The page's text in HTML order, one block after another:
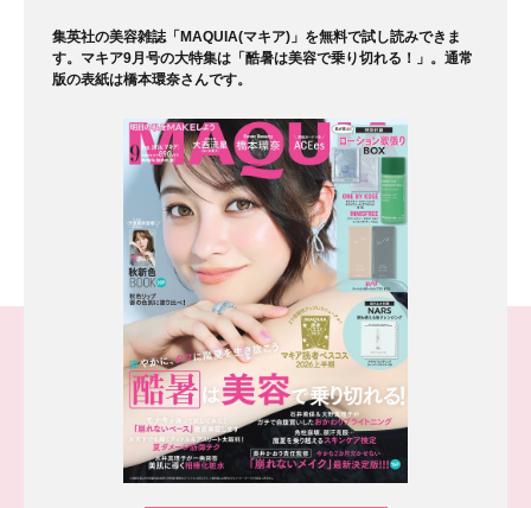
集英社の美容雑誌「MAQUIA(マキア)」を無料で試し読みできま
す。マキア9月号の大特集は「酷暑は美容で乗り切れる！」。通常
版の表紙は橋本環奈さんです。